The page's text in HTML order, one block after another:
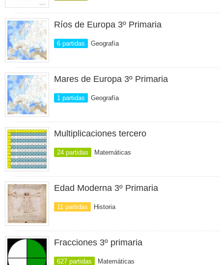
Ríos de Europa 3º Primaria
6 partidas Geografía
Mares de Europa 3º Primaria
1 partidas Geografía
Multiplicaciones tercero
24 partidas Matemáticas
Edad Moderna 3º Primaria
11 partidas Historia
Fracciones 3º primaria
627 partidas Matemáticas